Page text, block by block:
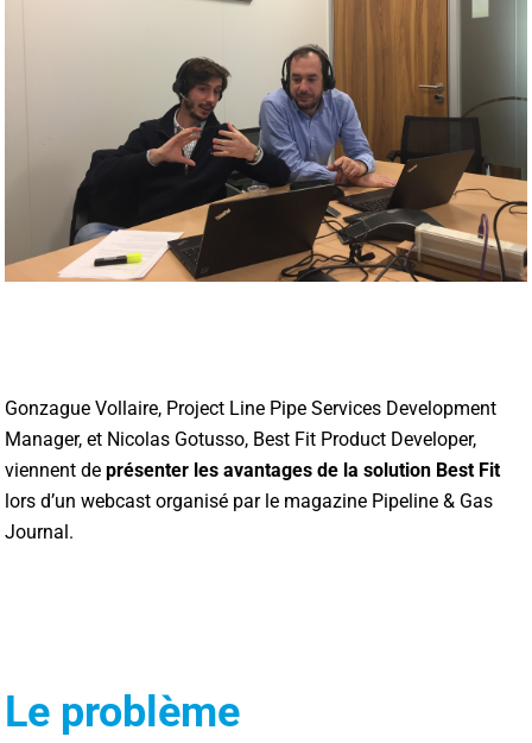
Gonzague Vollaire, Project Line Pipe Services Development
Manager, et Nicolas Gotusso, Best Fit Product Developer,
viennent de présenter les avantages de la solution Best Fit
lors d’un webcast organisé par le magazine Pipeline & Gas
Journal.
Le problème